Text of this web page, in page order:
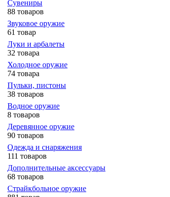
Сувениры
88 товаров
Звуковое оружие
61 товар
Луки и арбалеты
32 товара
Холодное оружие
74 товара
Пульки, пистоны
38 товаров
Водное оружие
8 товаров
Деревянное оружие
90 товаров
Одежда и снаряжения
111 товаров
Дополнительные аксессуары
68 товаров
Страйкбольное оружие